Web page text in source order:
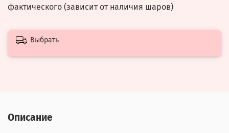
фактического (зависит от наличия шаров)
Выбрать
Описание